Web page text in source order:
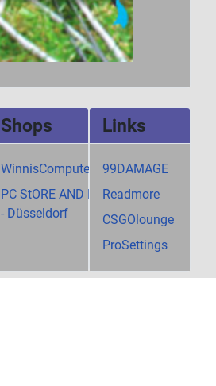
Shops
WinnisComputerShop
PC StORE AND MORE
- Düsseldorf
Links
99DAMAGE
Readmore
CSGOlounge
ProSettings